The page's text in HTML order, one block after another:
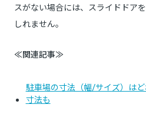
スがない場合には、スライドドア
しれません。
≪関連記事≫
駐車場の寸法（幅/サイズ）は
寸法も